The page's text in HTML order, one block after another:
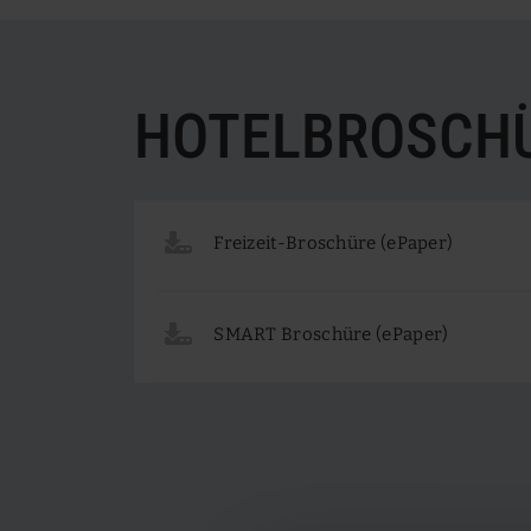
Freizeit-Broschüre (ePaper)
SMART Broschüre (ePaper)